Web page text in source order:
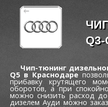
Чип-тюнинг
Q5 в Краснодаре
прибавку крутящего
оборотов, а при
можно снизить расход
дизелем Ауди можно